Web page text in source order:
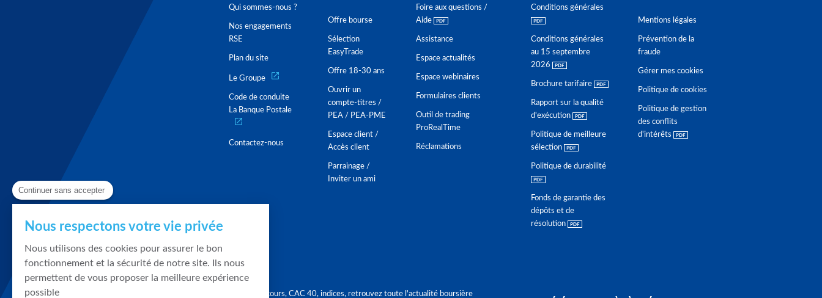
Qui sommes-nous ?
Nos engagements
RSE
Plan du site
Le Groupe
Code de conduite
La Banque Postale
Contactez-nous
Offre bourse
Sélection
EasyTrade
Offre 18-30 ans
Ouvrir un
compte-titres /
PEA / PEA-PME
Espace client /
Accès client
Parrainage /
Inviter un ami
Foire aux questions /
Aide
Assistance
Espace actualités
Espace webinaires
Formulaires clients
Outil de trading
ProRealTime
Réclamations
Conditions générales
Conditions générales
au 15 septembre
2026
Brochure tarifaire
Rapport sur la qualité
d'exécution
Politique de meilleure
sélection
Politique de durabilité
Fonds de garantie des
dépôts et de
résolution
Mentions légales
Prévention de la
fraude
Gérer mes cookies
Politique de cookies
Politique de gestion
des conflits
d'intérêts
Graphique, cours, CAC 40, indices, retrouvez toute l'actualité boursière
Continuer sans accepter
Nous respectons votre vie privée
Nous utilisons des cookies pour assurer le bon
fonctionnement et la sécurité de notre site. Ils nous
permettent de vous proposer la meilleure expérience
possible